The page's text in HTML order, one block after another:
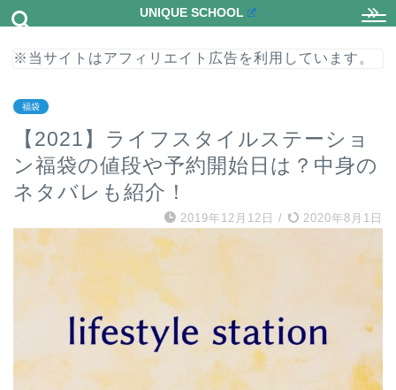
UNIQUE SCHOOL
※当サイトはアフィリエイト広告を利用しています。
福袋
【2021】ライフスタイルステーショ
ン福袋の値段や予約開始日は？中身の
ネタバレも紹介！
2019年12月12日 / 2020年8月1日